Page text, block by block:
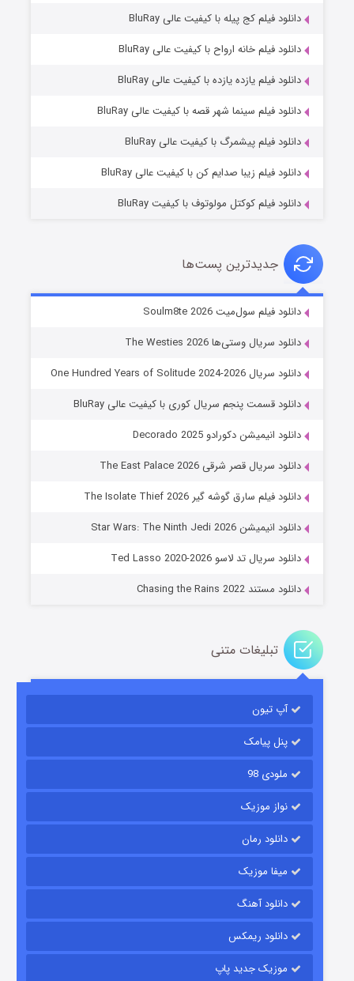
خاندان اژدها فصل ۳
جادوگری در مغولستان
قسمت ۱۴ (زیرنویس) منتشر شد
قسمت
دانلود فیلم کج‌ پیله با کیفیت عالی BluRay
دانلود فیلم خانه ارواح با کیفیت عالی BluRay
دانلود فیلم یازده یازده با کیفیت عالی BluRay
دانلود فیلم سینما شهر قصه با کیفیت عالی BluRay
دانلود فیلم پیشمرگ با کیفیت عالی BluRay
دانلود فیلم زیبا صدایم کن با کیفیت عالی BluRay
دانلود فیلم کوکتل مولوتوف با کیفیت BluRay
جدیدترین پست‌ها
دانلود فیلم سول‌میت Soulm8te 2026
دانلود سریال وستی‌ها The Westies 2026
دانلود سریال One Hundred Years of Solitude 2024-2026
دانلود قسمت پنجم سریال کوری با کیفیت عالی BluRay
دانلود انیمیشن دکورادو Decorado 2025
دانلود سریال قصر شرقی The East Palace 2026
دانلود فیلم سارق گوشه گیر The Isolate Thief 2026
دانلود انیمیشن Star Wars: The Ninth Jedi 2026
دانلود سریال تد لاسو Ted Lasso 2020-2026
دانلود مستند Chasing the Rains 2022
تبلیغات متنی
آپ تیون
پنل پیامک
ملودی 98
نواز موزیک
دانلود رمان
میفا موزیک
دانلود آهنگ
دانلود ریمکس
موزیک جدید پاپ